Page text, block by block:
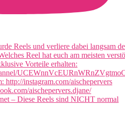
– Diese Reels sind NICHT normal